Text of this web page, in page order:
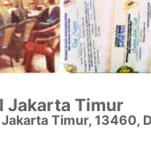
Jakarta Timur
Jakarta Timur, 13460,